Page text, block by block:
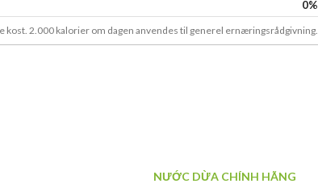
0%
2.000 kalorier om dagen anvendes til generel ernæringsrådgivning.
NƯỚC DỪA CHÍNH HÃNG